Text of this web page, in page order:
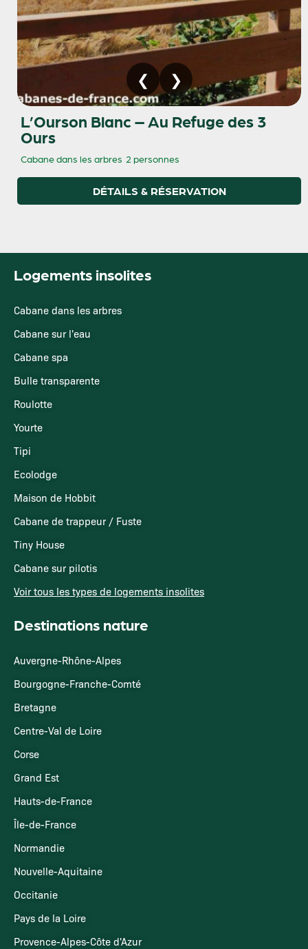
L’Ourson Blanc – Au Refuge des 3
Ours
Cabane dans les arbres 2 personnes
DÉTAILS & RÉSERVATION
Logements insolites
Cabane dans les arbres
Cabane sur l'eau
Cabane spa
Bulle transparente
Roulotte
Yourte
Tipi
Ecolodge
Maison de Hobbit
Cabane de trappeur / Fuste
Tiny House
Cabane sur pilotis
Voir tous les types de logements insolites
Destinations nature
Auvergne-Rhône-Alpes
Bourgogne-Franche-Comté
Bretagne
Centre-Val de Loire
Corse
Grand Est
Hauts-de-France
Île-de-France
Normandie
Nouvelle-Aquitaine
Occitanie
Pays de la Loire
Provence-Alpes-Côte d'Azur